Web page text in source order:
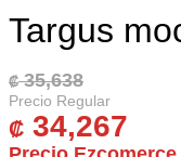
Targus
₡35,638
El Precio Original
₡ 34,267
El Precio Actual Es: